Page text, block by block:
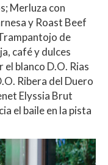
Merluza con
y Roast Beef
de
café y dulces
blanco D.O. Rias
Ribera del Duero
Elyssia Brut
el baile en la pista